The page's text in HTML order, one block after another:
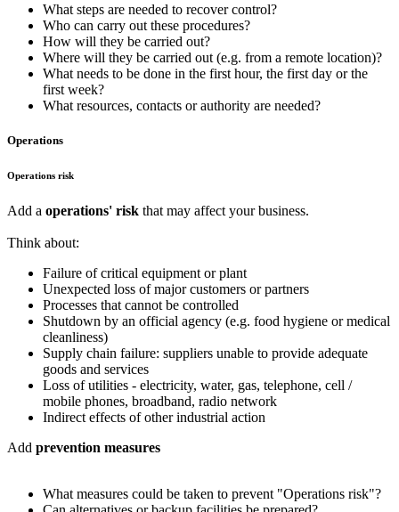
What steps are needed to recover control?
Who can carry out these procedures?
How will they be carried out?
Where will they be carried out (e.g. from a remote location)?
What needs to be done in the first hour, the first day or the
first week?
What resources, contacts or authority are needed?
Operations
Operations risk
Add a operations' risk that may affect your business.
Think about:
Failure of critical equipment or plant
Unexpected loss of major customers or partners
Processes that cannot be controlled
Shutdown by an official agency (e.g. food hygiene or medical
cleanliness)
Supply chain failure: suppliers unable to provide adequate
goods and services
Loss of utilities - electricity, water, gas, telephone, cell /
mobile phones, broadband, radio network
Indirect effects of other industrial action
Add prevention measures
What measures could be taken to prevent "Operations risk"?